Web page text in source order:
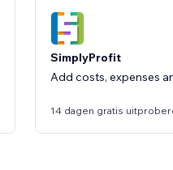
SimplyProfit
Add costs, expenses
14 dagen gratis